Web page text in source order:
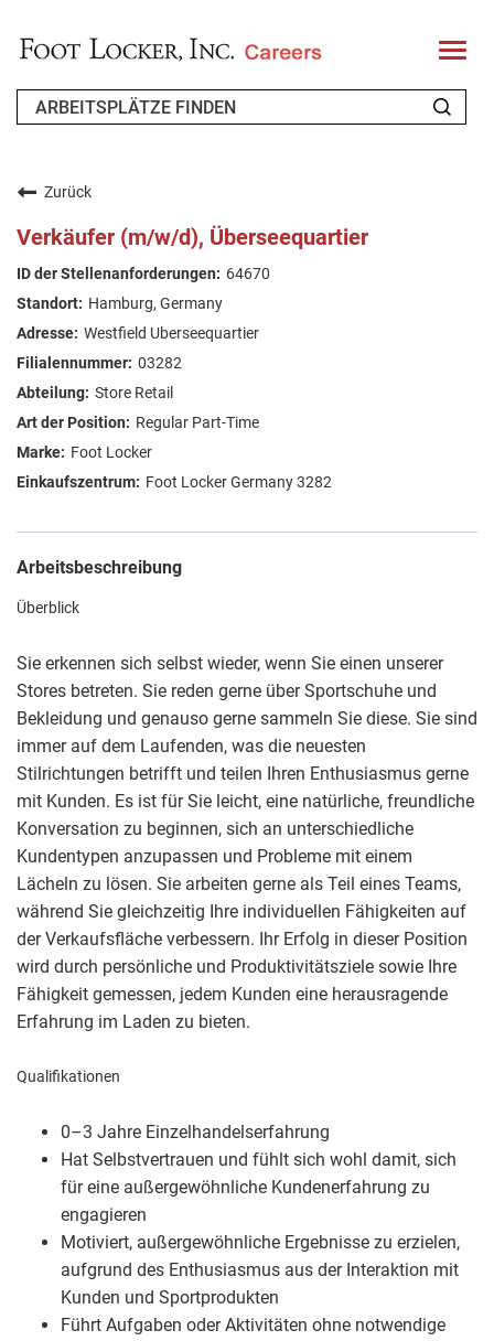
T
o
l
FAQ
ARBEIT SUCHEN
Zurück
Verkäufer (m/w/d), Überseequartier
64670
Hamburg, Germany
Westfield Uberseequartier
03282
Store Retail
Regular Part-Time
Foot Locker
Foot Locker Germany 3282
Arbeitsbeschreibung
Überblick
Sie erkennen sich selbst wieder, wenn Sie einen unserer
Stores betreten. Sie reden gerne über Sportschuhe und
Bekleidung und genauso gerne sammeln Sie diese. Sie sind
immer auf dem Laufenden, was die neuesten
Stilrichtungen betrifft und teilen Ihren Enthusiasmus gerne
mit Kunden. Es ist für Sie leicht, eine natürliche, freundliche
Konversation zu beginnen, sich an unterschiedliche
Kundentypen anzupassen und Probleme mit einem
Lächeln zu lösen. Sie arbeiten gerne als Teil eines Teams,
während Sie gleichzeitig Ihre individuellen Fähigkeiten auf
der Verkaufsfläche verbessern. Ihr Erfolg in dieser Position
wird durch persönliche und Produktivitätsziele sowie Ihre
Fähigkeit gemessen, jedem Kunden eine herausragende
Erfahrung im Laden zu bieten.
Qualifikationen
0–3 Jahre Einzelhandelserfahrung
Hat Selbstvertrauen und fühlt sich wohl damit, sich
für eine außergewöhnliche Kundenerfahrung zu
engagieren
Motiviert, außergewöhnliche Ergebnisse zu erzielen,
aufgrund des Enthusiasmus aus der Interaktion mit
Kunden und Sportprodukten
Führt Aufgaben oder Aktivitäten ohne notwendige